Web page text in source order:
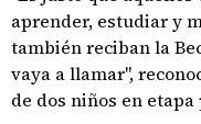
aprender, estudiar y
también reciban la
vaya a llamar",
de dos niños en